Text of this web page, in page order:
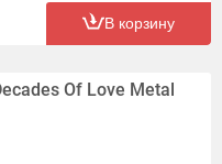
В корзину
Of Love Metal